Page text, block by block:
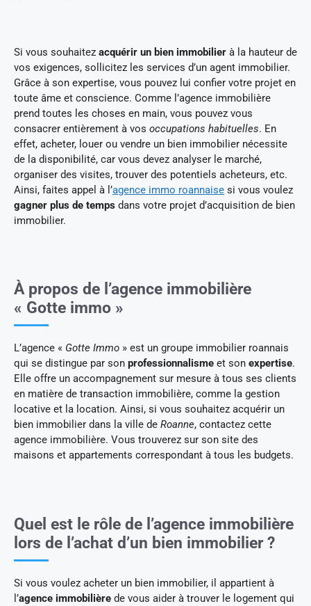
Si vous souhaitez acquérir un bien immobilier à la hauteur de
vos exigences, sollicitez les services d’un agent immobilier.
Grâce à son expertise, vous pouvez lui confier votre projet en
toute âme et conscience. Comme l’agence immobilière
prend toutes les choses en main, vous pouvez vous
consacrer entièrement à vos occupations habituelles. En
effet, acheter, louer ou vendre un bien immobilier nécessite
de la disponibilité, car vous devez analyser le marché,
organiser des visites, trouver des potentiels acheteurs, etc.
Ainsi, faites appel à l’agence immo roannaise si vous voulez
gagner plus de temps dans votre projet d’acquisition de bien
immobilier.
À propos de l’agence immobilière
« Gotte immo »
L’agence « Gotte Immo » est un groupe immobilier roannais
qui se distingue par son professionnalisme et son expertise.
Elle offre un accompagnement sur mesure à tous ses clients
en matière de transaction immobilière, comme la gestion
locative et la location. Ainsi, si vous souhaitez acquérir un
bien immobilier dans la ville de Roanne, contactez cette
agence immobilière. Vous trouverez sur son site des
maisons et appartements correspondant à tous les budgets.
Quel est le rôle de l’agence immobilière
lors de l’achat d’un bien immobilier ?
Si vous voulez acheter un bien immobilier, il appartient à
l’agence immobilière de vous aider à trouver le logement qui